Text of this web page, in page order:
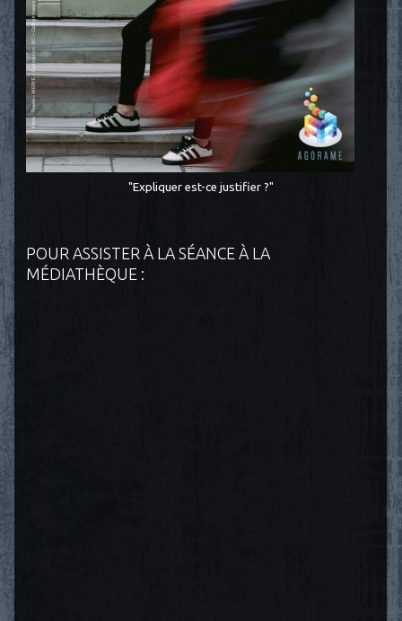
"Expliquer est-ce justifier ?"
POUR ASSISTER À LA SÉANCE À LA
MÉDIATHÈQUE :